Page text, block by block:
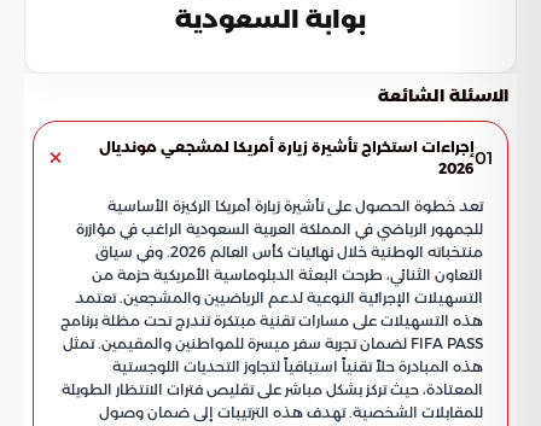
بوابة السعودية
الاسئلة الشائعة
01إجراءات استخراج تأشيرة زيارة أمريكا لمشجعي مونديال
2026
تعد خطوة الحصول على تأشيرة زيارة أمريكا الركيزة الأساسية
للجمهور الرياضي في المملكة العربية السعودية الراغب في مؤازرة
منتخباته الوطنية خلال نهائيات كأس العالم 2026. وفي سياق
التعاون الثنائي، طرحت البعثة الدبلوماسية الأمريكية حزمة من
التسهيلات الإجرائية النوعية لدعم الرياضيين والمشجعين. تعتمد
هذه التسهيلات على مسارات تقنية مبتكرة تندرج تحت مظلة برنامج
FIFA PASS لضمان تجربة سفر ميسرة للمواطنين والمقيمين. تمثل
هذه المبادرة حلاً تقنياً استباقياً لتجاوز التحديات اللوجستية
المعتادة، حيث تركز بشكل مباشر على تقليص فترات الانتظار الطويلة
للمقابلات الشخصية. تهدف هذه الترتيبات إلى ضمان وصول